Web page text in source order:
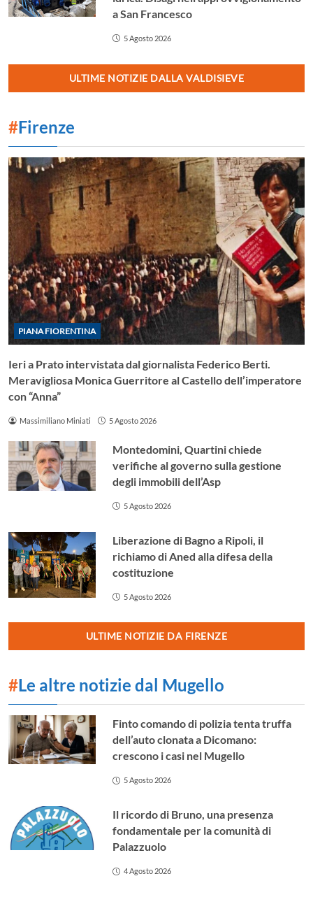
a San Francesco
5 Agosto 2026
ULTIME NOTIZIE DALLA VALDISIEVE
#Firenze
PIANA FIORENTINA
Ieri a Prato intervistata dal giornalista Federico Berti.
Meravigliosa Monica Guerritore al Castello dell’imperatore
con “Anna”
Massimiliano Miniati 5 Agosto 2026
Montedomini, Quartini chiede
verifiche al governo sulla gestione
degli immobili dell’Asp
5 Agosto 2026
Liberazione di Bagno a Ripoli, il
richiamo di Aned alla difesa della
costituzione
5 Agosto 2026
ULTIME NOTIZIE DA FIRENZE
#Le altre notizie dal Mugello
Finto comando di polizia tenta truffa
dell’auto clonata a Dicomano:
crescono i casi nel Mugello
5 Agosto 2026
Il ricordo di Bruno, una presenza
fondamentale per la comunità di
Palazzuolo
4 Agosto 2026